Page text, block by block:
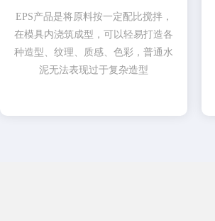
EPS产品是将原料按一定配比搅拌，
在模具内浇筑成型，可以轻易打造各
种造型、纹理、质感、色彩，普通水
泥无法表现过于复杂造型